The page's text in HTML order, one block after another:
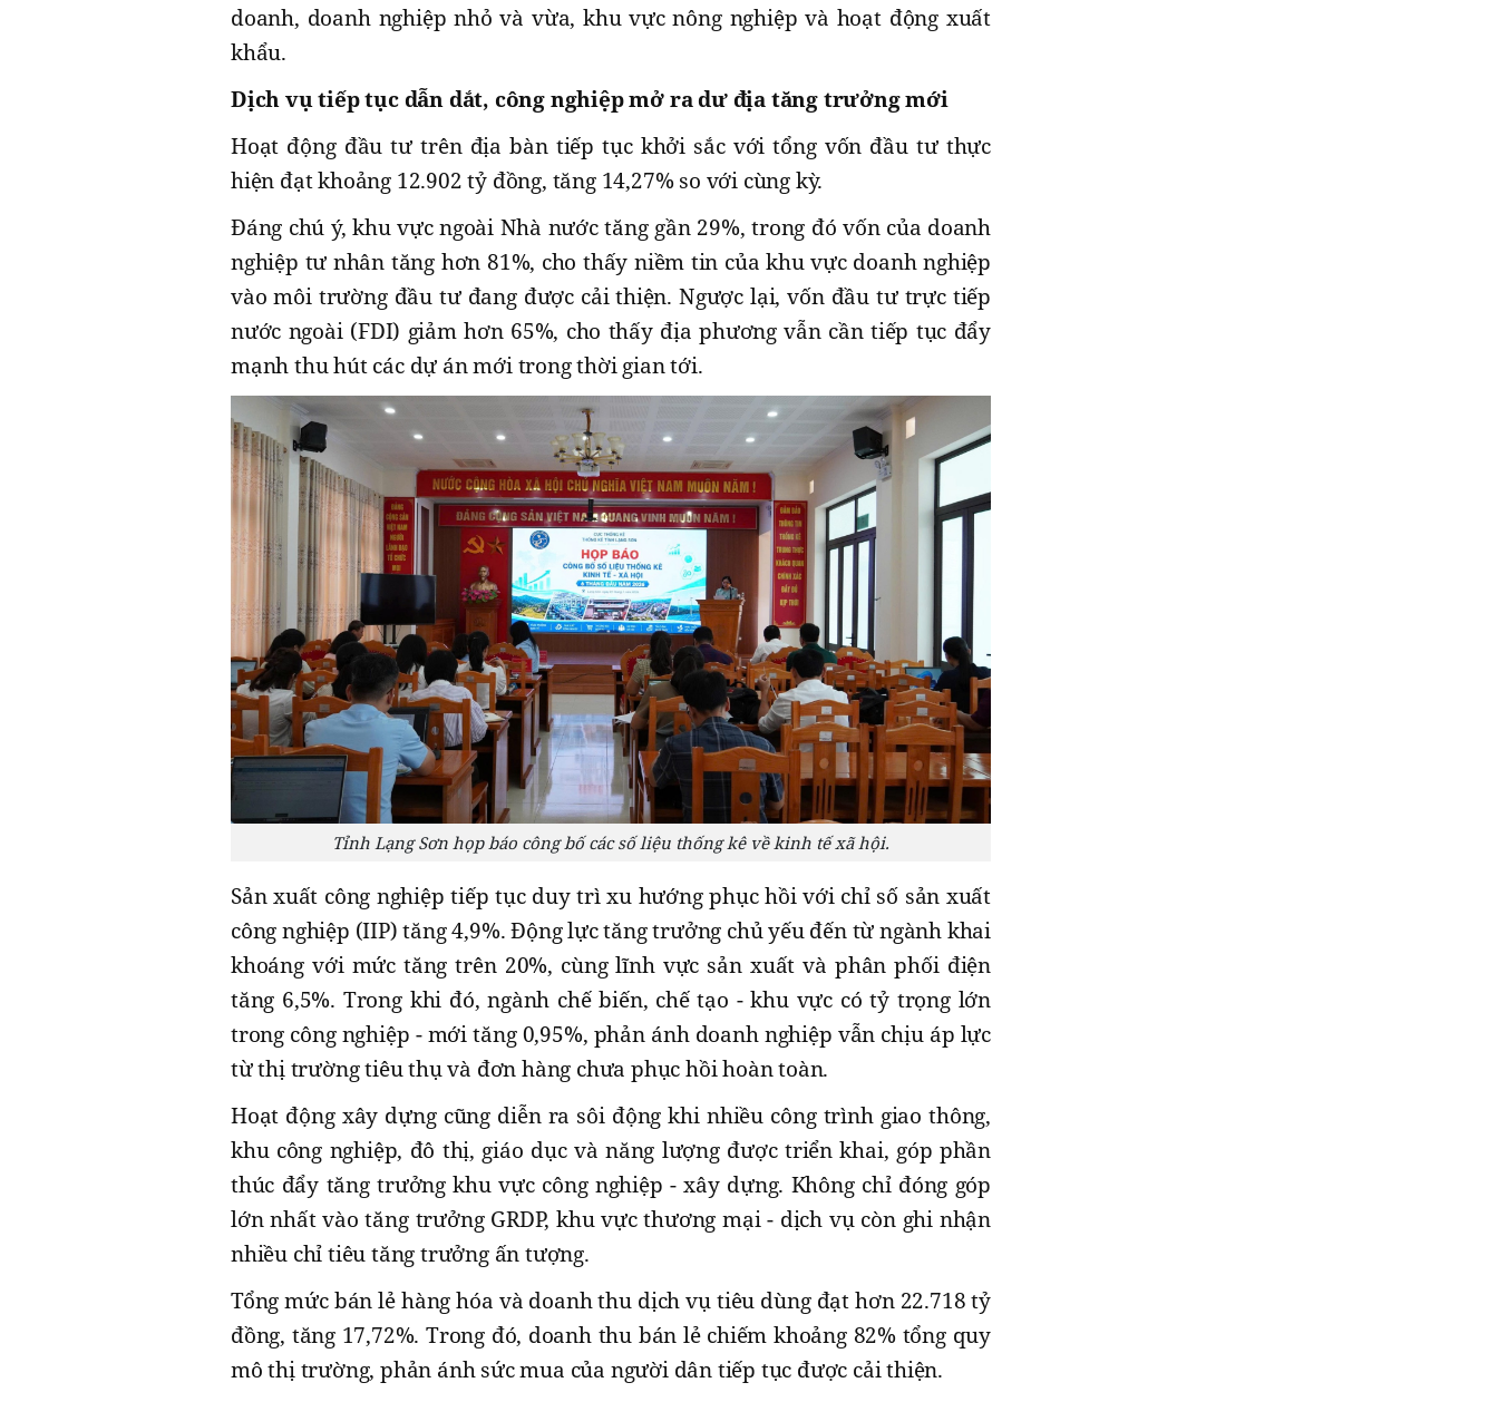
doanh, doanh nghiệp nhỏ và vừa, khu vực nông nghiệp và hoạt động xuất
khẩu.
Dịch vụ tiếp tục dẫn dắt, công nghiệp mở ra dư địa tăng trưởng mới
Hoạt động đầu tư trên địa bàn tiếp tục khởi sắc với tổng vốn đầu tư thực
hiện đạt khoảng 12.902 tỷ đồng, tăng 14,27% so với cùng kỳ.
Đáng chú ý, khu vực ngoài Nhà nước tăng gần 29%, trong đó vốn của doanh
nghiệp tư nhân tăng hơn 81%, cho thấy niềm tin của khu vực doanh nghiệp
vào môi trường đầu tư đang được cải thiện. Ngược lại, vốn đầu tư trực tiếp
nước ngoài (FDI) giảm hơn 65%, cho thấy địa phương vẫn cần tiếp tục đẩy
mạnh thu hút các dự án mới trong thời gian tới.
Tỉnh Lạng Sơn họp báo công bố các số liệu thống kê về kinh tế xã hội.
Sản xuất công nghiệp tiếp tục duy trì xu hướng phục hồi với chỉ số sản xuất
công nghiệp (IIP) tăng 4,9%. Động lực tăng trưởng chủ yếu đến từ ngành khai
khoáng với mức tăng trên 20%, cùng lĩnh vực sản xuất và phân phối điện
tăng 6,5%. Trong khi đó, ngành chế biến, chế tạo - khu vực có tỷ trọng lớn
trong công nghiệp - mới tăng 0,95%, phản ánh doanh nghiệp vẫn chịu áp lực
từ thị trường tiêu thụ và đơn hàng chưa phục hồi hoàn toàn.
Hoạt động xây dựng cũng diễn ra sôi động khi nhiều công trình giao thông,
khu công nghiệp, đô thị, giáo dục và năng lượng được triển khai, góp phần
thúc đẩy tăng trưởng khu vực công nghiệp - xây dựng. Không chỉ đóng góp
lớn nhất vào tăng trưởng GRDP, khu vực thương mại - dịch vụ còn ghi nhận
nhiều chỉ tiêu tăng trưởng ấn tượng.
Tổng mức bán lẻ hàng hóa và doanh thu dịch vụ tiêu dùng đạt hơn 22.718 tỷ
đồng, tăng 17,72%. Trong đó, doanh thu bán lẻ chiếm khoảng 82% tổng quy
mô thị trường, phản ánh sức mua của người dân tiếp tục được cải thiện.